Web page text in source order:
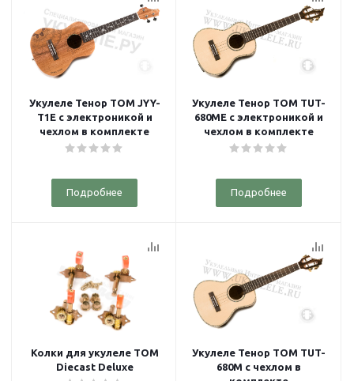
Укулеле Тенор TOM JYY-
T1E с электроникой и
чехлом в комплекте
Подробнее
Укулеле Тенор TOM TUT-
680ME с электроникой и
чехлом в комплекте
Подробнее
Колки для укулеле TOM
Diecast Deluxe
Укулеле Тенор TOM TUT-
680M с чехлом в